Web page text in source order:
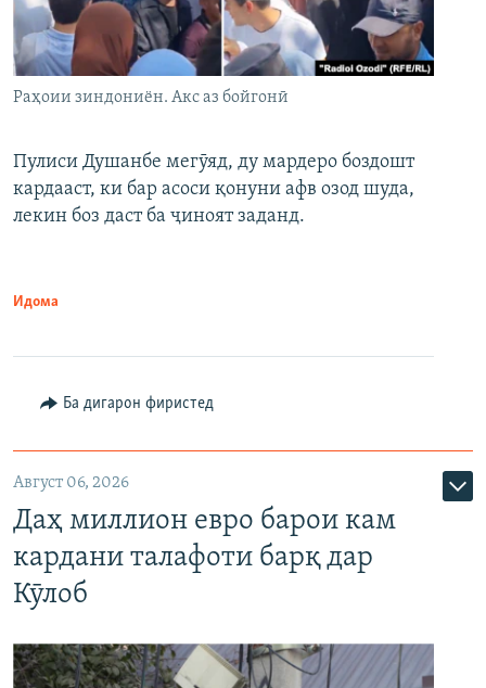
Раҳоии зиндониён. Акс аз бойгонӣ
Пулиси Душанбе мегӯяд, ду мардеро боздошт
кардааст, ки бар асоси қонуни афв озод шуда,
лекин боз даст ба ҷиноят заданд.
Идома
Ба дигарон фиристед
Август 06, 2026
Даҳ миллион евро барои кам
кардани талафоти барқ дар
Кӯлоб